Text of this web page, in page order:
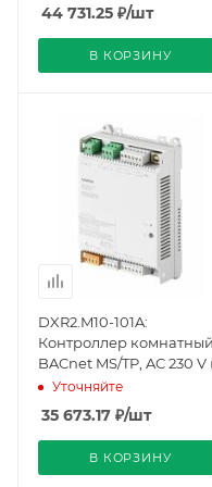
Кол-во
4
44 731.25 ₽/шт
В КОРЗИНУ
Линейка продукции
Desigo
Кол-во тиристорных
выходов
Кол-во дискретных
выходов
Кол-во дискретных
входов
1
Кол-во
2
DXR2.M10-101A:
Контроллер комнатный
BACnet MS/TP, AC 230 V
DI, 2 UI,7 DO) (S55376-
C115), Siemens
Уточняйте
35 673.17 ₽/шт
В КОРЗИНУ